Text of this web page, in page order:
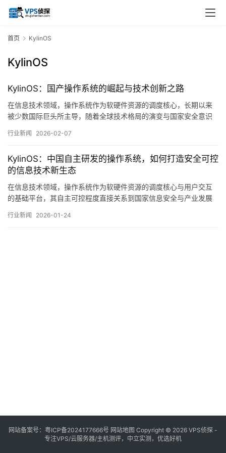
首页 KylinOS
KylinOS
KylinOS：国产操作系统的崛起与技术创新之路
在信息技术领域，操作系统作为软硬件资源的调度核心，长期以来
被少数国际巨头所主导，随着全球技术格局的演变与国家安全意识
背景下，麒麟操作系统，KylinOS，作为中国国产操作系统的代表之
出在技术创新、生态构建与应用落地等方面…。
行业新闻 2026-02-07
KylinOS：中国自主研发的操作系统，如何打造安全可控
的信息技术新生态
在信息技术领域，操作系统作为软硬件资源的调度核心与用户交互
的基础平台，其自主可控程度直接关系到国家信息安全与产业发展
势的演变，发展安全可靠、自主可控的操作系统已成为我国信息技
行业新闻 2026-01-24
网站备案号： 粤ICP备2024177666号 网站地图 Copyright © 2026 VPS侦探 -
专注VPS/云服务器/主机测评，中立实测，优选好机